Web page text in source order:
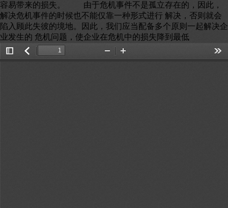
容易带来的损失。 由于危机事件不是孤立存在的，因此，
解决危机事件的时候也不能仅靠一种形式进行 解决，否则就会
陷入顾此失彼的境地。因此，我们应当配备多个原则一起解决企
业发生的 危机问题，使企业在危机中的损失降到最低
Toggle返
Zoom